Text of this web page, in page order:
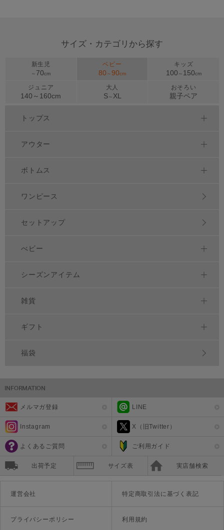
サイズ・カテゴリから探す
新生児
～ 70cm
ベビー
80 ～90cm
キッズ
100 ～ 150cm
ジュニア
140～ 160cm
大人
S～ XL
おそろい
親子ペア
トップス
アウター
ボトムス
ワンピース
セットアップ
べビー
シーズンアイテム
雑貨
ギフト
福袋
メルマガ登録 LINE
Instagram X（旧Twitter）
よくあるご質問 ご利用ガイド
出荷予定 サイズ表 実店舗検索
運営会社 特定商取引法に基づく表記
プライバシーポリシー 利用規約